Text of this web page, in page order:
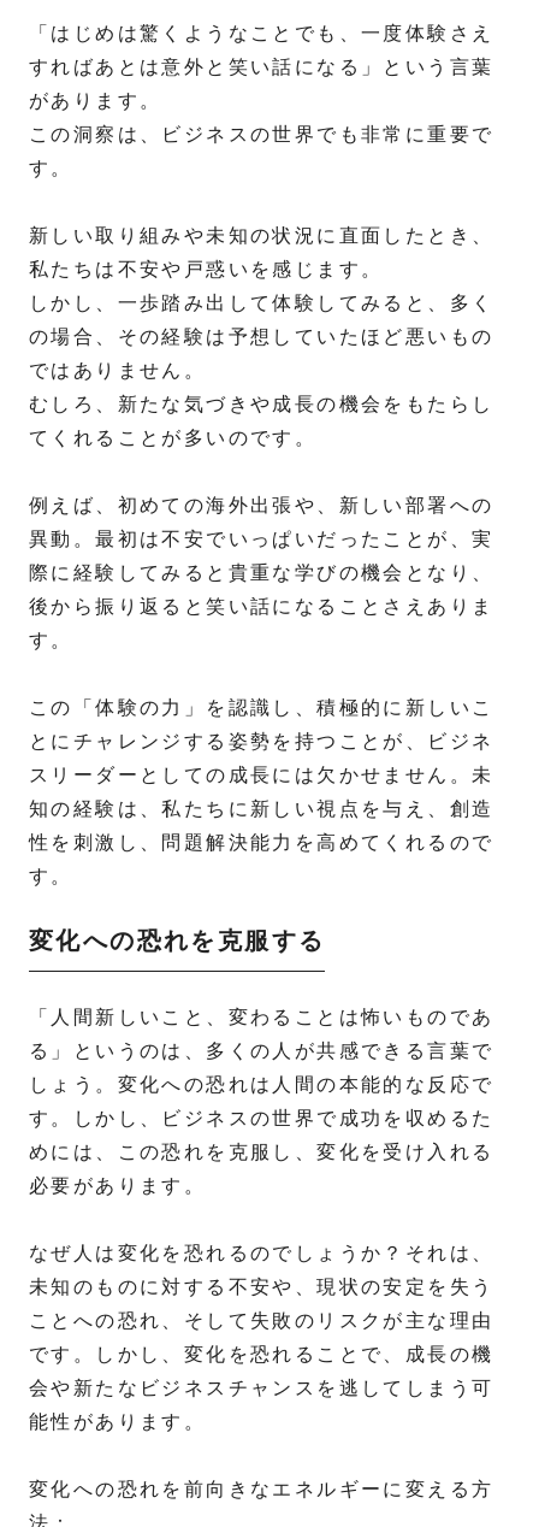
「はじめは驚くようなことでも、一度体験さえ
すればあとは意外と笑い話になる」という言葉
があります。
この洞察は、ビジネスの世界でも非常に重要で
す。
新しい取り組みや未知の状況に直面したとき、
私たちは不安や戸惑いを感じます。
しかし、一歩踏み出して体験してみると、多く
の場合、その経験は予想していたほど悪いもの
ではありません。
むしろ、新たな気づきや成長の機会をもたらし
てくれることが多いのです。
例えば、初めての海外出張や、新しい部署への
異動。最初は不安でいっぱいだったことが、実
際に経験してみると貴重な学びの機会となり、
後から振り返ると笑い話になることさえありま
す。
この「体験の力」を認識し、積極的に新しいこ
とにチャレンジする姿勢を持つことが、ビジネ
スリーダーとしての成長には欠かせません。未
知の経験は、私たちに新しい視点を与え、創造
性を刺激し、問題解決能力を高めてくれるので
す。
変化への恐れを克服する
「人間新しいこと、変わることは怖いものであ
る」というのは、多くの人が共感できる言葉で
しょう。変化への恐れは人間の本能的な反応で
す。しかし、ビジネスの世界で成功を収めるた
めには、この恐れを克服し、変化を受け入れる
必要があります。
なぜ人は変化を恐れるのでしょうか？それは、
未知のものに対する不安や、現状の安定を失う
ことへの恐れ、そして失敗のリスクが主な理由
です。しかし、変化を恐れることで、成長の機
会や新たなビジネスチャンスを逃してしまう可
能性があります。
変化への恐れを前向きなエネルギーに変える方
法：